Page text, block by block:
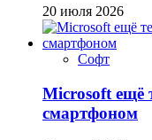
20 июля 2026
Софт
Microsoft ещё
смартфоном